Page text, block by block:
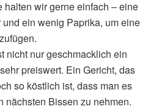
halten wir gerne einfach – eine
ein wenig Paprika, um eine
nicht nur geschmacklich ein
preiswert. Ein Gericht, das
so köstlich ist, dass man es
nächsten Bissen zu nehmen.